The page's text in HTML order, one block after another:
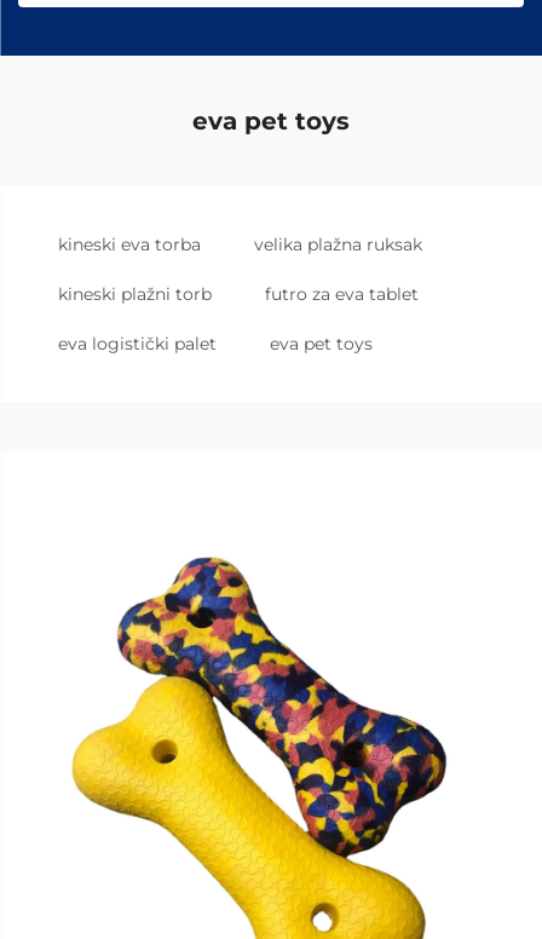
eva pet toys
kineski eva torba velika plažna ruksak
kineski plažni torb futro za eva tablet
eva logistički palet eva pet toys